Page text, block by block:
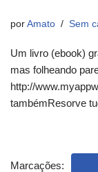
por Amato Sem
Um livro (ebook)
mas folheando
http://
tambémResorve
Marcações: